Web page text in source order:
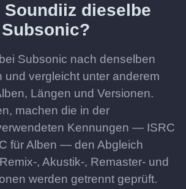
Soundiiz dieselbe
Subsonic nach denselben
und vergleicht unter anderem
Längen und Versionen.
machen die in der
Kennungen — ISRC
für Alben — den Abgleich
, Akustik-, Remaster- und
werden getrennt geprüft.